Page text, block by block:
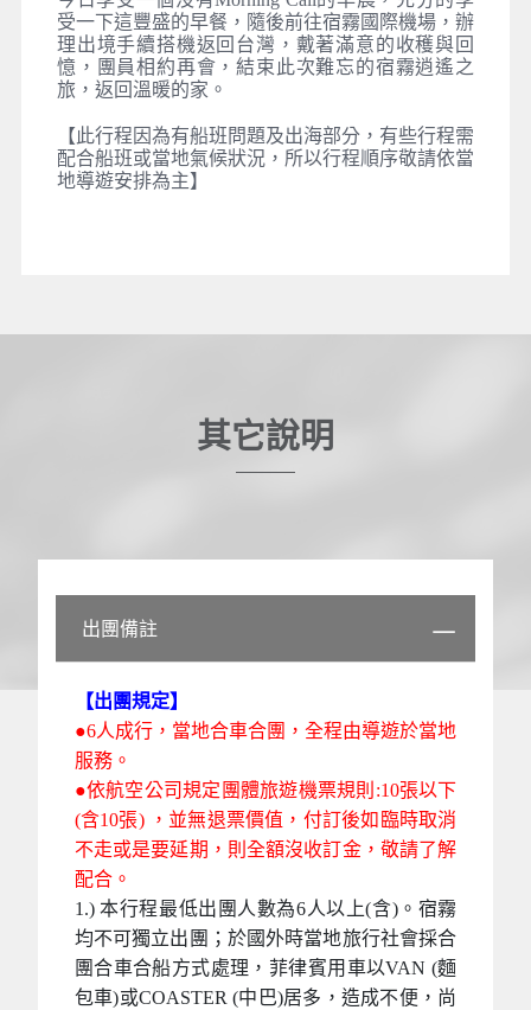
受一下這豐盛的早餐，隨後前往宿霧國際機場，辦
理出境手續搭機返回台灣，戴著滿意的收穫與回
憶，團員相約再會，結束此次難忘的宿霧逍遙之
旅，返回溫暖的家。
【此行程因為有船班問題及出海部分，有些行程需
配合船班或當地氣候狀況，所以行程順序敬請依當
地導遊安排為主】
其它說明
出團備註
【出團規定】
●6人成行，當地合車合團，全程由導遊於當地
服務。
●依航空公司規定團體旅遊機票規則:10張以下
(含10張) ，並無退票價值，付訂後如臨時取消
不走或是要延期，則全額沒收訂金，敬請了解
配合。
1.) 本行程最低出團人數為6人以上(含)。宿霧
均不可獨立出團；於國外時當地旅行社會採合
團合車合船方式處理，菲律賓用車以VAN (麵
包車)或COASTER (中巴)居多，造成不便，尚